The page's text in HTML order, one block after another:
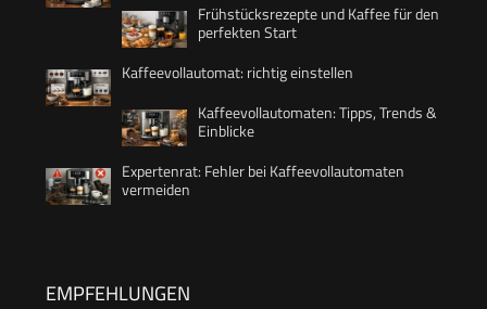
Frühstücksrezepte und Kaffee für den
perfekten Start
Kaffeevollautomat: richtig einstellen
Kaffeevollautomaten: Tipps, Trends &
Einblicke
Expertenrat: Fehler bei Kaffeevollautomaten
vermeiden
EMPFEHLUNGEN